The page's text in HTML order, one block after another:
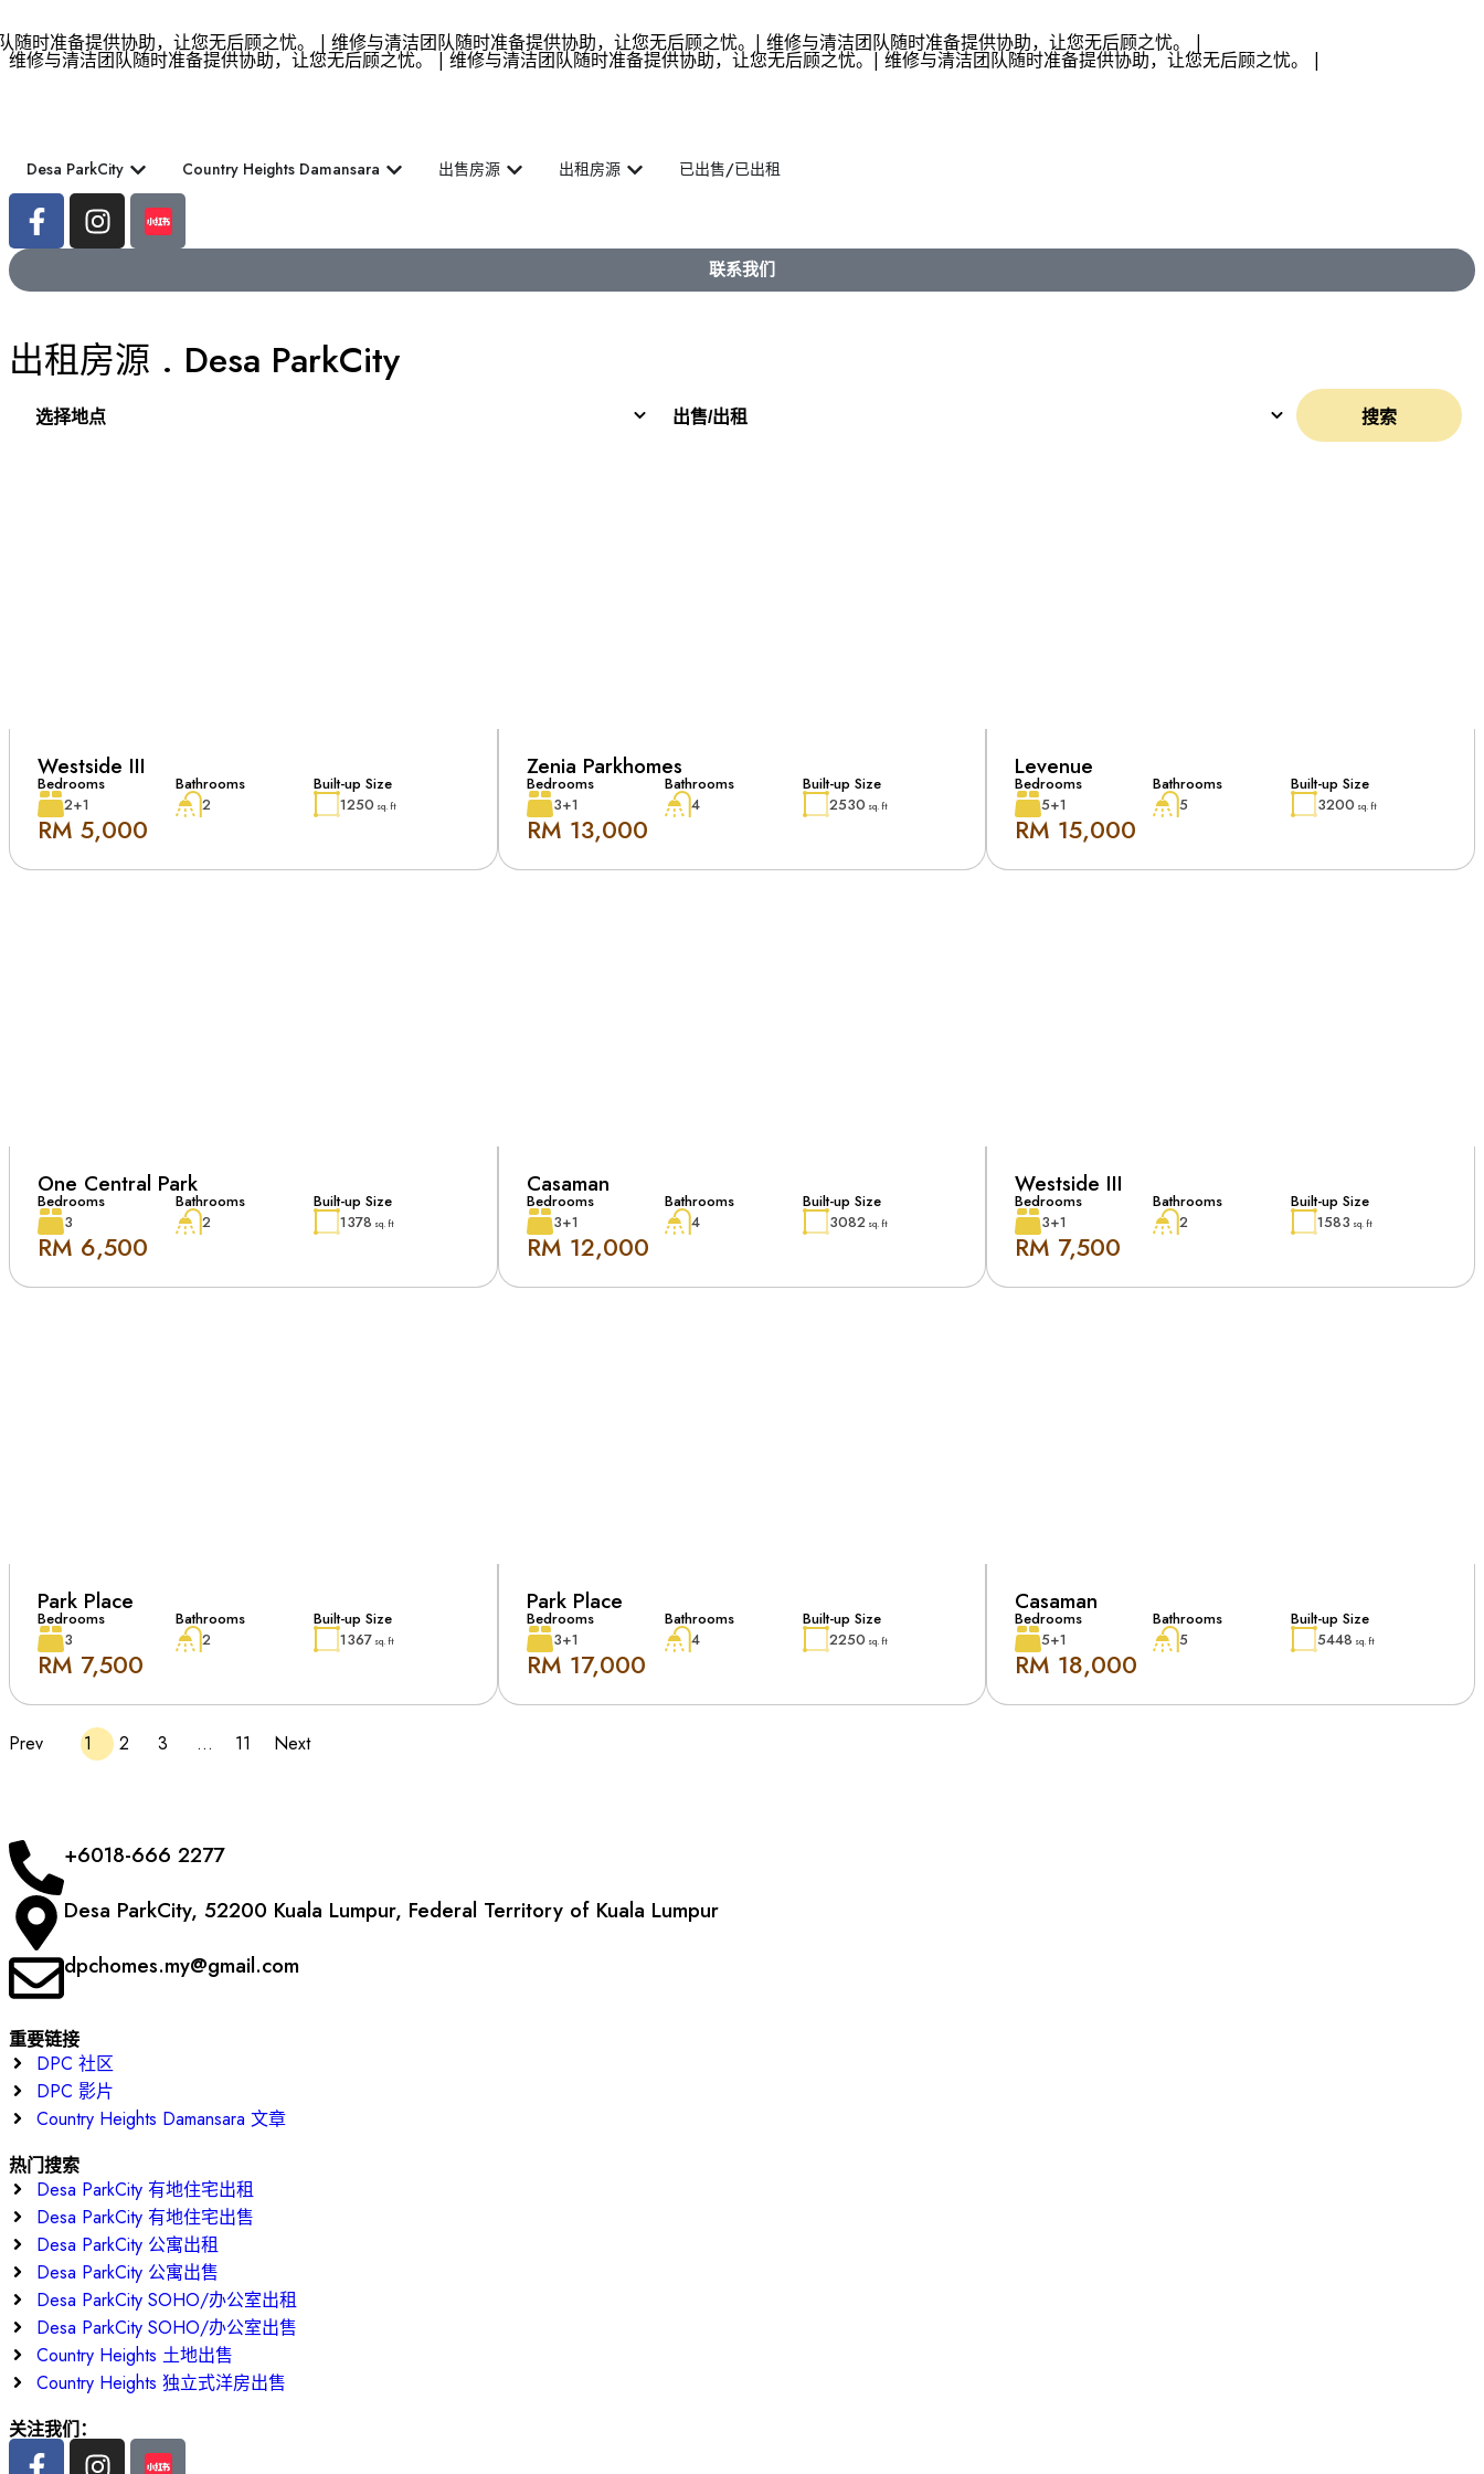
时准备提供协助，让您无后顾之忧。 | 维修与清洁团队随时准备提供协助，让您无后顾之忧。| 维修与清洁团队随时准备提供协助，让您无后顾之忧。 |
维修与清洁团队随时准备提供协助，让您无后顾之忧。 | 维修与清洁团队随时准备提供协助，让您无后顾之忧。| 维修与清洁团队随时准备提供协助，让您无后顾之忧。 |
Desa ParkCity Country Heights Damansara 出售房源 出租房源 已出售/已出租
联系我们
出租房源 . Desa ParkCity
Location
选择地点 出售/出租 搜索
Westside III
Bedrooms
2+1
Bathrooms
2
Built-up Size
1250 sq. ft
RM 5,000
Zenia Parkhomes
Bedrooms
3+1
Bathrooms
4
Built-up Size
2530 sq. ft
RM 13,000
Levenue
Bedrooms
5+1
Bathrooms
5
Built-up Size
3200 sq. ft
RM 15,000
One Central Park
Bedrooms
3
Bathrooms
2
Built-up Size
1378 sq. ft
RM 6,500
Casaman
Bedrooms
3+1
Bathrooms
4
Built-up Size
3082 sq. ft
RM 12,000
Westside III
Bedrooms
3+1
Bathrooms
2
Built-up Size
1583 sq. ft
RM 7,500
Park Place
Bedrooms
3
Bathrooms
2
Built-up Size
1367 sq. ft
RM 7,500
Park Place
Bedrooms
3+1
Bathrooms
4
Built-up Size
2250 sq. ft
RM 17,000
Casaman
Bedrooms
5+1
Bathrooms
5
Built-up Size
5448 sq. ft
RM 18,000
Prev 1 2 3 … 11 Next
+6018-666 2277
Desa ParkCity, 52200 Kuala Lumpur, Federal Territory of Kuala Lumpur
dpchomes.my@gmail.com
重要链接
DPC 社区
DPC 影片
Country Heights Damansara 文章
热门搜索
Desa ParkCity 有地住宅出租
Desa ParkCity 有地住宅出售
Desa ParkCity 公寓出租
Desa ParkCity 公寓出售
Desa ParkCity SOHO/办公室出租
Desa ParkCity SOHO/办公室出售
Country Heights 土地出售
Country Heights 独立式洋房出售
关注我们：